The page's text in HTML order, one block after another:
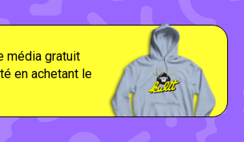
média gratuit
en achetant le